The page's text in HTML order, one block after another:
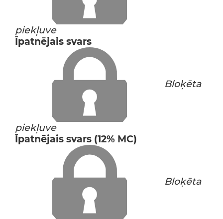
piekļuve
Īpatnējais svars
Bloķēta
piekļuve
Īpatnējais svars (12% MC)
Bloķēta